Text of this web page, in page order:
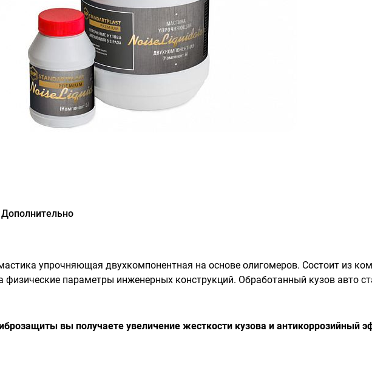
Дополнительно
упрочняющая двухкомпонентная на основе олигомеров. Состоит из
физические параметры инженерных конструкций. Обработанный кузов авто
вы получаете увеличение жесткости кузова и антикоррозийный